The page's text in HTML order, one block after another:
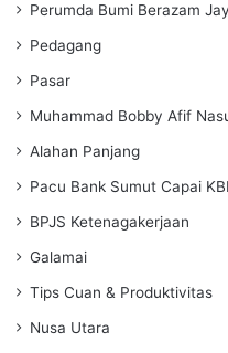
Perumda Bumi Berazam
Pedagang
Pasar
Muhammad Bobby Afif
Alahan Panjang
Pacu Bank Sumut Capai
BPJS Ketenagakerjaan
Galamai
Tips Cuan & Produktivitas
Nusa Utara